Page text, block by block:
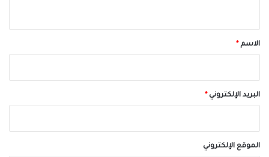
*الاسم*
البريد الإلكتروني*
الموقع الإلكتروني